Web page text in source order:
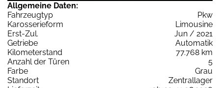
Allgemeine Daten:
Fahrzeugtyp
Pkw
Karosserieform
Limousine
Erst-Zul.
Jun / 2021
Getriebe
Automatik
Kilometerstand
77.768 km
Anzahl der Türen
5
Farbe
Grau
Standort
Zentrallager